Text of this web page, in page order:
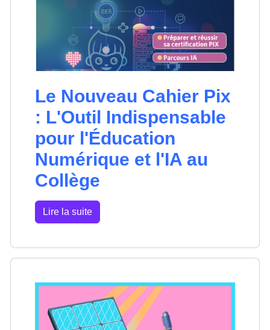
Le Nouveau Cahier Pix
: L'Outil Indispensable
pour l'Éducation
Numérique et l'IA au
Collège
Lire la suite